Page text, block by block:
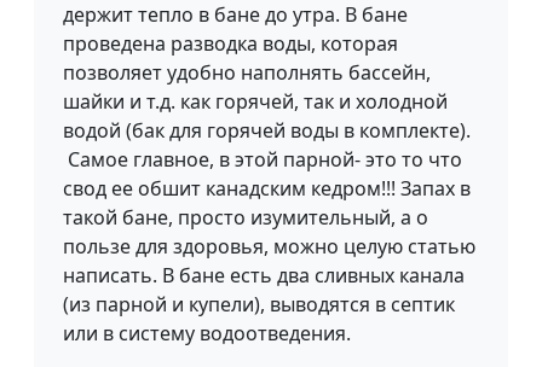
держит тепло в бане до утра. В бане
проведена разводка воды, которая
позволяет удобно наполнять бассейн,
шайки и т.д. как горячей, так и холодной
водой (бак для горячей воды в комплекте).
Самое главное, в этой парной- это то что
свод ее обшит канадским кедром!!! Запах в
такой бане, просто изумительный, а о
пользе для здоровья, можно целую статью
написать. В бане есть два сливных канала
(из парной и купели), выводятся в септик
или в систему водоотведения.​